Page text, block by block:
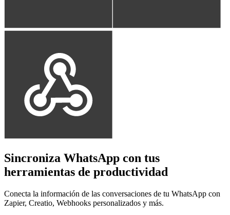
Sincroniza WhatsApp con tus
herramientas de productividad
Conecta la información de las conversaciones de tu WhatsApp con
Zapier, Creatio, Webhooks personalizados y más.